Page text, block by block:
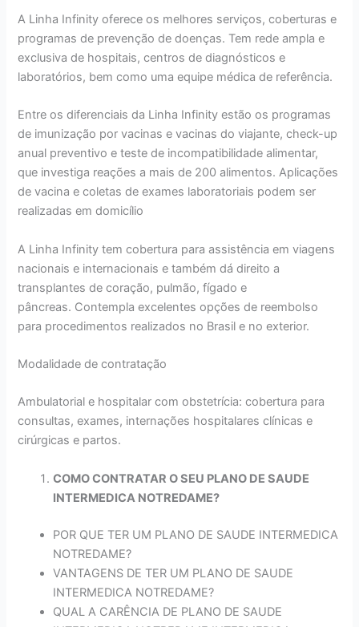
A Linha Infinity oferece os melhores serviços, coberturas e
programas de prevenção de doenças. Tem rede ampla e
exclusiva de hospitais, centros de diagnósticos e
laboratórios, bem como uma equipe médica de referência.
Entre os diferenciais da Linha Infinity estão os programas
de imunização por vacinas e vacinas do viajante, check-up
anual preventivo e teste de incompatibilidade alimentar,
que investiga reações a mais de 200 alimentos. Aplicações
de vacina e coletas de exames laboratoriais podem ser
realizadas em domicílio
A Linha Infinity tem cobertura para assistência em viagens
nacionais e internacionais e também dá direito a
transplantes de coração, pulmão, fígado e
pâncreas. Contempla excelentes opções de reembolso
para procedimentos realizados no Brasil e no exterior.
Modalidade de contratação
Ambulatorial e hospitalar com obstetrícia: cobertura para
consultas, exames, internações hospitalares clínicas e
cirúrgicas e partos.
COMO CONTRATAR O SEU PLANO DE SAUDE
INTERMEDICA NOTREDAME?
POR QUE TER UM PLANO DE SAUDE INTERMEDICA
NOTREDAME?
VANTAGENS DE TER UM PLANO DE SAUDE
INTERMEDICA NOTREDAME?
QUAL A CARÊNCIA DE PLANO DE SAUDE